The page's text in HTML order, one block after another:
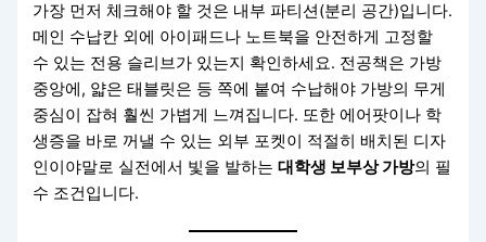
가장 먼저 체크해야 할 것은 내부 파티션(분리 공간)입니다.
메인 수납칸 외에 아이패드나 노트북을 안전하게 고정할
수 있는 전용 슬리브가 있는지 확인하세요. 전공책은 가방
중앙에, 얇은 태블릿은 등 쪽에 붙여 수납해야 가방의 무게
중심이 잡혀 훨씬 가볍게 느껴집니다. 또한 에어팟이나 학
생증을 바로 꺼낼 수 있는 외부 포켓이 적절히 배치된 디자
인이야말로 실전에서 빛을 발하는대학생 보부상 가방의 필
수 조건입니다.